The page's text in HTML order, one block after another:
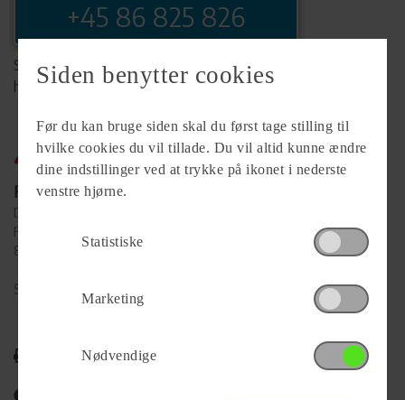
+45 86 825 826
Se komplet info på forhandlerens
hjemmeside
Forhandler
Damsgaards Caravan Center - Silkeborg ApS
Funder Bakke 53
8600 Silkeborg
Se alle vogne for forhandleren
Udskriv
Siden benytter cookies
Før du kan bruge siden skal du først tage stilling til
hvilke cookies du vil tillade. Du vil altid kunne ændre
dine indstillinger ved at trykke på ikonet i nederste
venstre hjørne.
Statistiske
Marketing
Nødvendige